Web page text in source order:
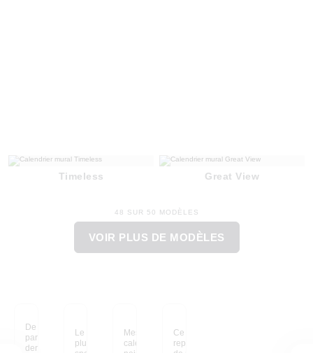
Timeless Great View
48 SUR 50 MODÈLES
VOIR PLUS DE MODÈLES
De jolis souvenirs
partagés de l'année
dernière, rassemblés
Le calendrier a été
plutôt un achat
Mes enfants adorent le
calendrier La reine des
Ce calendrier,
reprenant des photos